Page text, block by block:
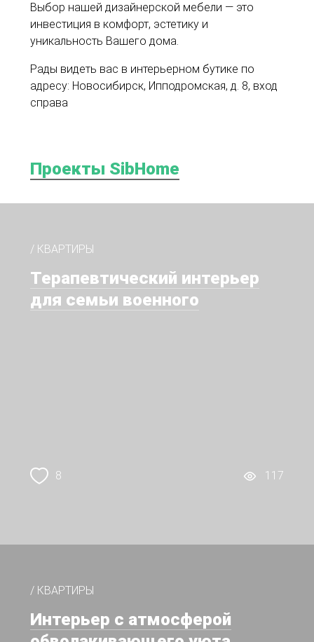
Выбор нашей дизайнерской мебели — это
инвестиция в комфорт, эстетику и
уникальность Вашего дома.
Рады видеть вас в интерьерном бутике по
адресу: Новосибирск, Ипподромская, д. 8, вход
справа
Проекты SibHome
/ КВАРТИРЫ
Терапевтический интерьер
для семьи военного
8 117
/ КВАРТИРЫ
Интерьер с атмосферой